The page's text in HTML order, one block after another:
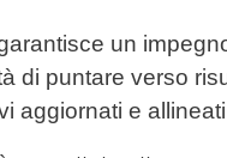
un
di puntare verso
aggiornati e